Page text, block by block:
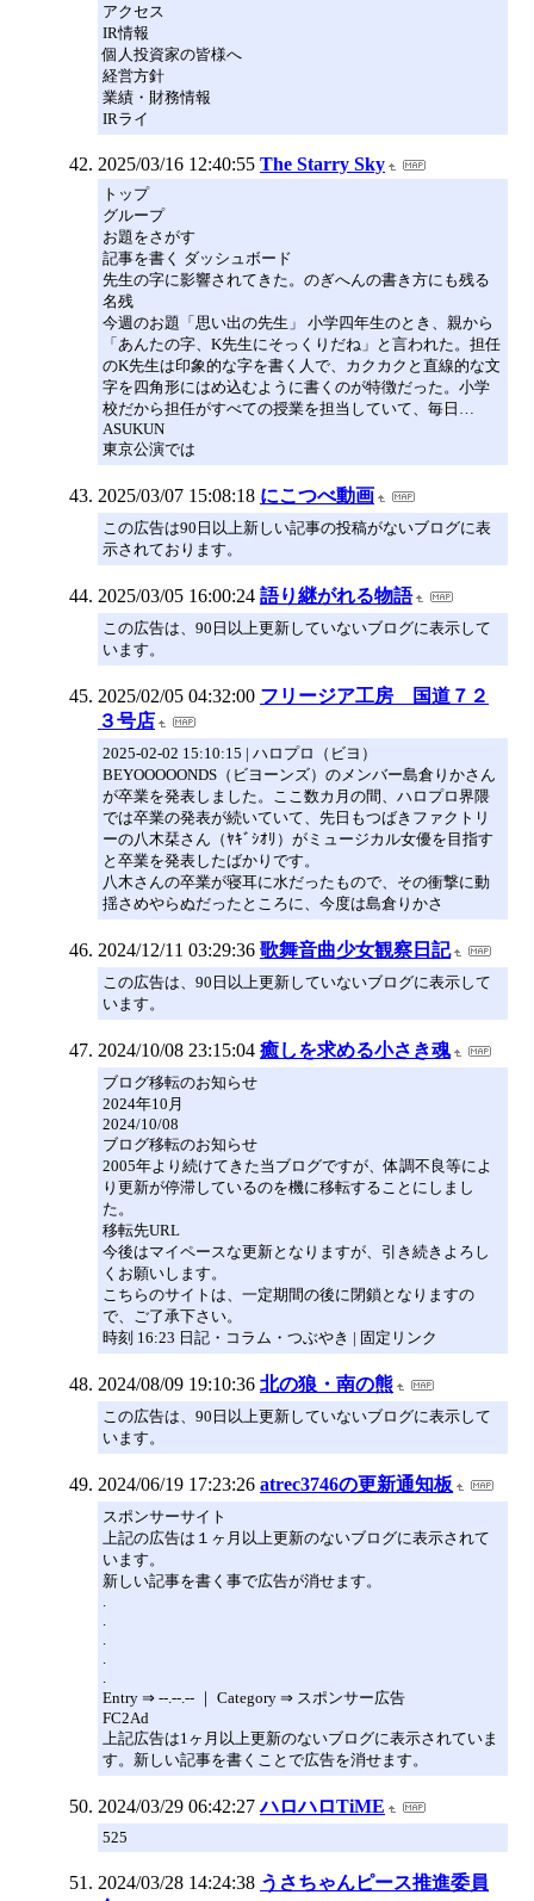
アクセス
IR情報
個人投資家の皆様へ
経営方針
業績・財務情報
IRライ
2025/03/16 12:40:55 The Starry Sky
トップ
グループ
お題をさがす
記事を書く ダッシュボード
先生の字に影響されてきた。のぎへんの書き方にも残る
名残
今週のお題「思い出の先生」 小学四年生のとき、親から
「あんたの字、K先生にそっくりだね」と言われた。担任
のK先生は印象的な字を書く人で、カクカクと直線的な文
字を四角形にはめ込むように書くのが特徴だった。小学
校だから担任がすべての授業を担当していて、毎日…
ASUKUN
東京公演では
2025/03/07 15:08:18 にこつべ動画
この広告は90日以上新しい記事の投稿がないブログに表
示されております。
2025/03/05 16:00:24 語り継がれる物語
この広告は、90日以上更新していないブログに表示して
います。
2025/02/05 04:32:00 フリージア工房 国道７２
３号店
2025-02-02 15:10:15 | ハロプロ（ビヨ）
BEYOOOOONDS（ビヨーンズ）のメンバー島倉りかさん
が卒業を発表しました。ここ数カ月の間、ハロプロ界隈
では卒業の発表が続いていて、先日もつばきファクトリ
ーの八木栞さん（ﾔｷﾞｼｵﾘ）がミュージカル女優を目指す
と卒業を発表したばかりです。
八木さんの卒業が寝耳に水だったもので、その衝撃に動
揺さめやらぬだったところに、今度は島倉りかさ
2024/12/11 03:29:36 歌舞音曲少女観察日記
この広告は、90日以上更新していないブログに表示して
います。
2024/10/08 23:15:04 癒しを求める小さき魂
ブログ移転のお知らせ
2024年10月
2024/10/08
ブログ移転のお知らせ
2005年より続けてきた当ブログですが、体調不良等によ
り更新が停滞しているのを機に移転することにしまし
た。
移転先URL
今後はマイペースな更新となりますが、引き続きよろし
くお願いします。
こちらのサイトは、一定期間の後に閉鎖となりますの
で、ご了承下さい。
時刻 16:23 日記・コラム・つぶやき | 固定リンク
2024/08/09 19:10:36 北の狼・南の熊
この広告は、90日以上更新していないブログに表示して
います。
2024/06/19 17:23:26 atrec3746の更新通知板
スポンサーサイト
上記の広告は１ヶ月以上更新のないブログに表示されて
います。
新しい記事を書く事で広告が消せます。
Entry ⇒ --.--.-- ｜ Category ⇒ スポンサー広告
FC2Ad
上記広告は1ヶ月以上更新のないブログに表示されていま
す。新しい記事を書くことで広告を消せます。
2024/03/29 06:42:27 ハロハロTiME
525
2024/03/28 14:24:38 うさちゃんピース推進委員